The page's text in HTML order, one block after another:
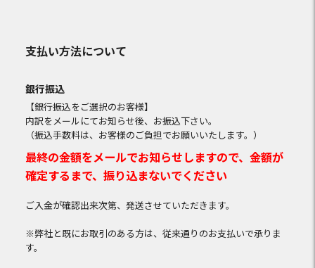
支払い方法について
銀行振込
【銀行振込をご選択のお客様】
内訳をメールにてお知らせ後、お振込下さい。
（振込手数料は、お客様のご負担でお願いいたします。）
最終の金額をメールでお知らせしますので、金額が
確定するまで、振り込まないでください
ご入金が確認出来次第、発送させていただきます。
※弊社と既にお取引のある方は、従来通りのお支払いで承りま
す。